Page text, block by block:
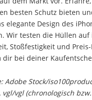
besten Schutz bieten
elegante Design des
Wir testen die Hüllen auf
Stoßfestigkeit und
dir bei deiner